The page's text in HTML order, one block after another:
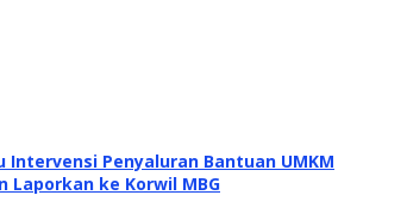
Penyaluran Bantuan UMKM
Laporkan ke Korwil MBG